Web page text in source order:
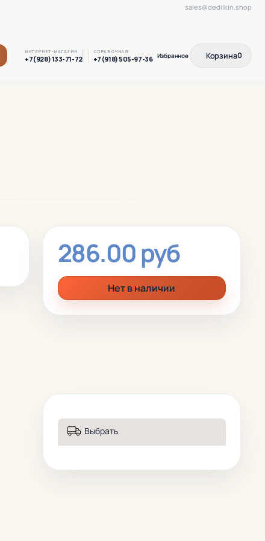
sales@dedilkin.shop
ИНТЕРНЕТ-МАГАЗИН
+7(928) 133-71-72
СПРАВОЧНАЯ
+7(918) 505-97-36 Корзина0
286.00 руб
Нет в наличии
Выбрать